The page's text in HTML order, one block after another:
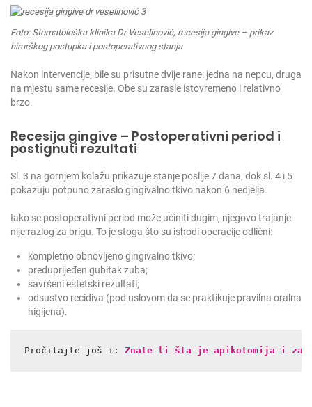
Foto: Stomatološka klinika Dr Veselinović, recesija gingive – prikaz
hirurškog postupka i postoperativnog stanja
Nakon intervencije, bile su prisutne dvije rane: jedna na nepcu, druga
na mjestu same recesije. Obe su zarasle istovremeno i relativno
brzo.
Recesija gingive – Postoperativni period i
postignuti rezultati
Sl. 3 na gornjem kolažu prikazuje stanje poslije 7 dana, dok sl. 4 i 5
pokazuju potpuno zaraslo gingivalno tkivo nakon 6 nedjelja.
Iako se postoperativni period može učiniti dugim, njegovo trajanje
nije razlog za brigu. To je stoga što su ishodi operacije odlični:
kompletno obnovljeno gingivalno tkivo;
preduprijeđen gubitak zuba;
savršeni estetski rezultati;
odsustvo recidiva (pod uslovom da se praktikuje pravilna oralna
higijena).
Pročitajte još i: Znate li šta je apikotomija i